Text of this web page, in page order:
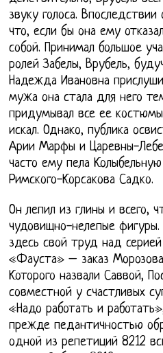
звуку голоса. Впоследствии
что, если бы она ему
собой. Принимал большое
ролей Забелы, Врубель,
Надежда Ивановна
мужа она стала для него
придумывал все ее
искал. Однако, публика
Арии Марфы и Царевны-
часто ему пела
Римского-Корсакова Садко.
Он лепил из глины и всего,
чудовищно-нелепые
здесь свой труд над
«Фауста» – заказ
Которого назвали Саввой,
совместной у счастливых
«Надо работать и
прежде педантичностью
одной из репетиций 8212